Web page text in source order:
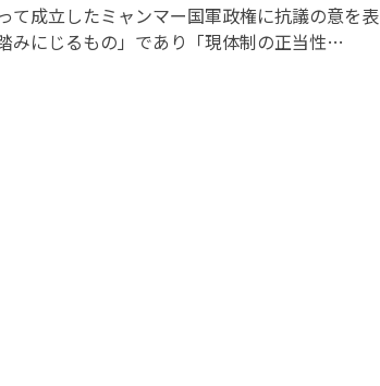
て成立したミャンマー国軍政権に抗議の意を表
みにじるもの」であり「現体制の正当性…